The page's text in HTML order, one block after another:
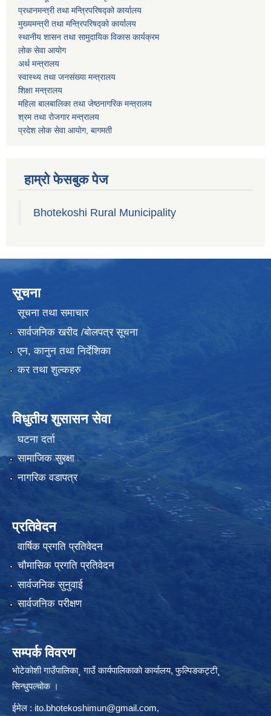
प्रधानमन्त्री तथा मन्त्रिपरिषद्को कार्यालय
मुख्यमन्त्री तथा मन्त्रिपरिषद्को कार्यालय
स्थानीय शासन तथा सामुदायिक विकास कार्यक्रम
लोक सेवा आयोग
अर्थ मन्त्रालय
स्वास्थ्य तथा जनस‌ंख्या मन्त्रालय
शिक्षा मन्त्रालय
महिला बालबालिका तथा जेष्ठनागरिक मन्त्रालय
श्रम तथा राेजगार मन्त्रालय
प्रदेश लोक सेवा आयाेग, बागमती
हाम्रो फेसबुक पेज
Bhotekoshi Rural Municipality
सूचना
सूचना तथा समाचार
सार्वजनिक खरीद /बोलपत्र सूचना
एन, कानुन तथा निर्देशिका
कर तथा शुल्कहरु
विधुतीय शुसासन सेवा
घटना दर्ता
सामाजिक सुरक्षा
नागरिक वडापत्र
प्रतिवेदन
वार्षिक प्रगति प्रतिवेदन
चौमासिक प्रगति प्रतिवेदन
सार्वजनिक सुनुवाई
सार्वजनिक परीक्षण
सम्पर्क विवरण
भोटेकोशी गाउँपालिका¸ गाउँ कार्यपालिकाकाे कार्यालय, फुल्पिङकट्टी¸
सिन्धुपल्चोक ।
ईमेल : ito.bhotekoshimun@gmail.com,